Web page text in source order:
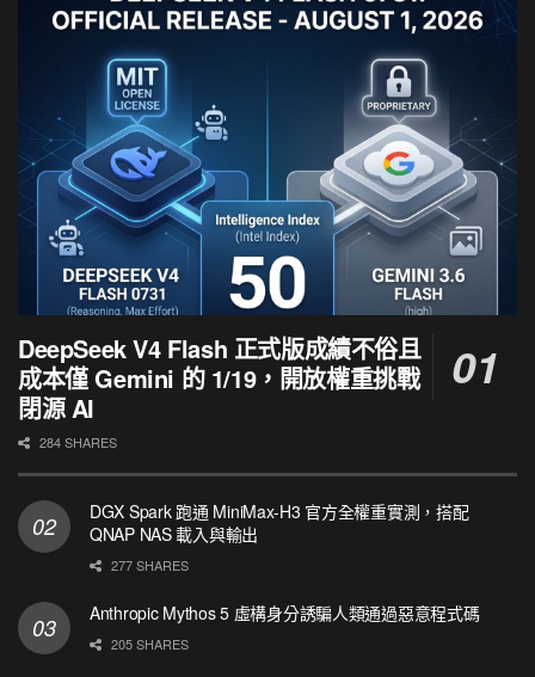
DeepSeek V4 Flash 正式版成績不俗且
成本僅 Gemini 的 1/19，開放權重挑戰
閉源 AI
284 SHARES
DGX Spark 跑通 MiniMax-H3 官方全權重實測，搭配
QNAP NAS 載入與輸出
277 SHARES
Anthropic Mythos 5 虛構身分誘騙人類通過惡意程式碼
205 SHARES